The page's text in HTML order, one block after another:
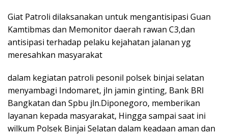
Giat Patroli dilaksanakan untuk mengantisipasi Guan
Kamtibmas dan Memonitor daerah rawan C3,dan
antisipasi terhadap pelaku kejahatan jalanan yg
meresahkan masyarakat
dalam kegiatan patroli pesonil polsek binjai selatan
menyambagi Indomaret, jln jamin ginting, Bank BRI
Bangkatan dan Spbu jln.Diponegoro, memberikan
layanan kepada masyarakat, Hingga sampai saat ini
wilkum Polsek Binjai Selatan dalam keadaan aman dan